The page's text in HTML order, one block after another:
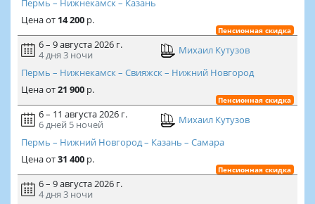
Пермь – Нижнекамск – Казань
Ценаот 14 200р.
Пенсионная скидка
6 – 9 августа 2026 г.
4 дня 3 ночи
Михаил Кутузов
Пермь – Нижнекамск – Свияжск – Нижний Новгород
Ценаот21 900р.
Пенсионная скидка
6 – 11 августа 2026 г.
6 дней 5 ночей
Михаил Кутузов
Пермь – Нижний Новгород – Казань – Самара
Ценаот31 400р.
Пенсионная скидка
6 – 9 августа 2026 г.
4 дня 3 ночи